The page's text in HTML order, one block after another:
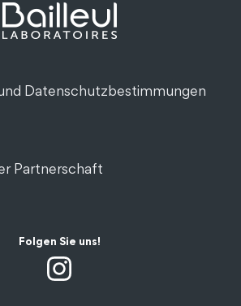
Datenschutzbestimmungen
Partnerschaft
Folgen Sie uns!